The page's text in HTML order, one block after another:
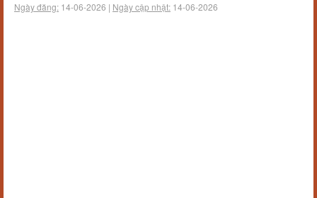
Ngày đăng: 14-06-2026 | Ngày cập nhật: 14-06-2026